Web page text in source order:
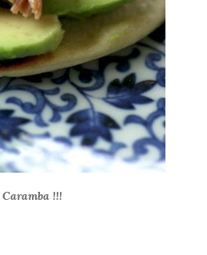
Caramba !!!